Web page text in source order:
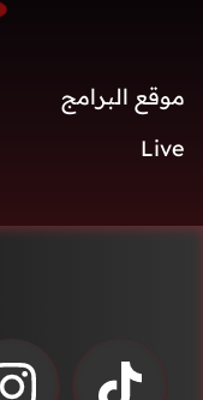
موقع البرامج
Live